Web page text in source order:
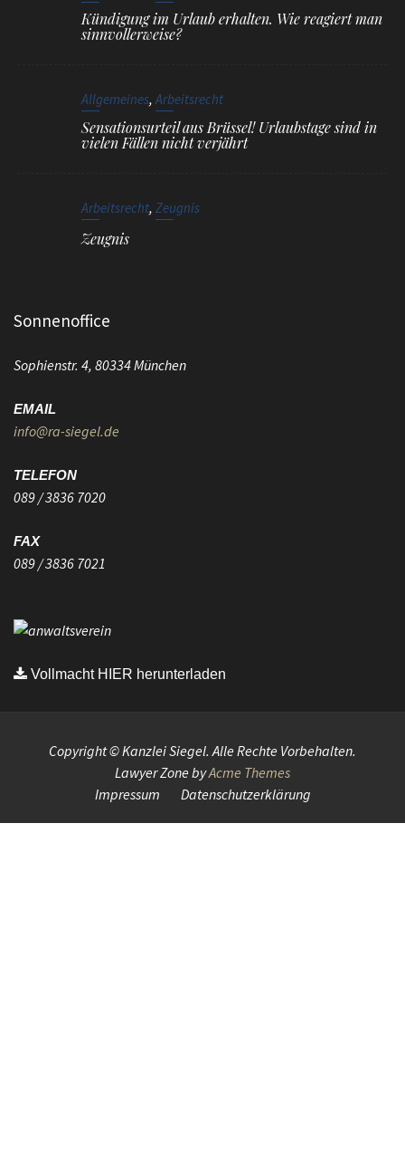
Kündigung im Urlaub erhalten. Wie reagiert man
sinnvollerweise?
Allgemeines,Arbeitsrecht
Sensationsurteil aus Brüssel! Urlaubstage sind in
vielen Fällen nicht verjährt
Arbeitsrecht, Zeugnis
Zeugnis
Sonnenoffice
Sophienstr. 4, 80334 München
EMAIL
info@ra-siegel.de
TELEFON
089 / 3836 7020
FAX
089 / 3836 7021
Vollmacht HIER herunterladen
Copyright © Kanzlei Siegel. Alle Rechte Vorbehalten.
Lawyer Zone byAcme Themes
Impressum
Datenschutzerklärung